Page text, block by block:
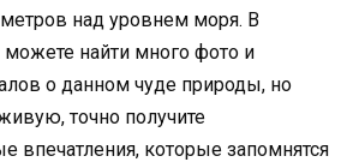
над уровнем моря. В
можете найти много фото и
о данном чуде природы, но
точно получите
впечатления, которые запомнятся